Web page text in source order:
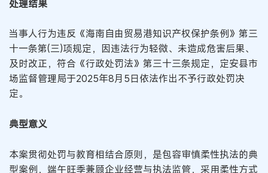
处理结果
当事人行为违反《海南自由贸易港知识产权保护条例》第三
十一条第(三)项规定，因违法行为轻微、未造成危害后果、
及时改正，符合《行政处罚法》第三十三条规定，定安县市
场监督管理局于2025年8月5日依法作出不予行政处罚决
定。
典型意义
本案贯彻处罚与教育相结合原则，是包容审慎柔性执法的典
型案例，端午旺季兼顾企业经营与执法监管，采用柔性方式